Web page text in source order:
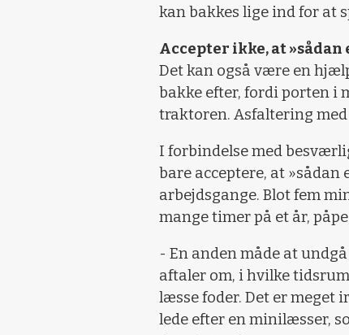
kan bakkes lige ind for at
Accepter ikke, at »sådan
Det kan også være en
bakke efter, fordi porten i
traktoren. Asfaltering
I forbindelse med
bare acceptere, at »sådan
arbejdsgange. Blot fem
mange timer på et år,
- En anden måde at
aftaler om, i hvilke
læsse foder. Det er meget
lede efter en minilæsser,